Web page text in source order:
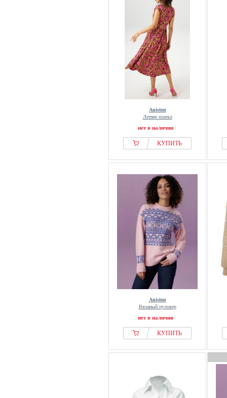
Aniston
Летнее платье
нет в наличии
КУПИТЬ
Aniston
Вязаный пуловер
нет в наличии
КУПИТЬ